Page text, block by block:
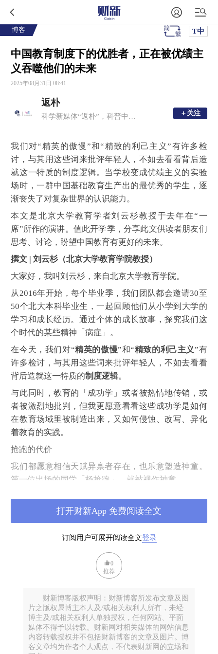
博客 T中
中国教育制度下的优胜者，正在被优绩主
义吞噬他们的未来
2025年08月31日 08:41
返朴
科学新媒体“返朴”，科普中国子品牌，倡导“溯源守拙，问学求新”。 ＋关注
＋关注
我们对“精英的傲慢”和“精致的利己主义”有许多检
讨，与其用这些词来批评年轻人，不如去看看背后造
就这一特质的制度逻辑。当学校变成优绩主义的实验
场时，一群中国基础教育生产出的最优秀的学生，逐
渐丧失了对复杂世界的认识能力。
本文是北京大学教育学者刘云杉教授于去年在“一
席”所作的演讲。值此开学季，分享此文供读者朋友们
思考、讨论，盼望中国教育有更好的未来。
撰文 | 刘云杉（北京大学教育学院教授）
大家好，我叫刘云杉，来自北京大学教育学院。
从2016年开始，每个毕业季，我们团队都会邀请30至
50个北大本科毕业生，一起回顾他们从小学到大学的
学习和成长经历。通过个体的成长故事，探究我们这
个时代的某些精神「病症」。
在今天，我们对“精英的傲慢”和“精致的利己主义”有
许多检讨，与其用这些词来批评年轻人，不如去看看
背后造就这一特质的制度逻辑。
与此同时，教育的「成功学」或者被热情地传销，或
者被激烈地批判，但我更愿意看看这些成功学是如何
在教育场域里被制造出来，又如何侵蚀、改写、异化
着教育的实践。
抢跑的代价
我们都愿意相信天赋异禀者存在，也乐意塑造神童。
第一位出场的同学「杨抢跑」，就被视作神童。
教会她怎么查字典。三岁半的时候，她学会了10以内
的加减法，误打误撞做对了奥数题。小学前她就可以
轻松地读报纸，读没有插图的《格林童话》，背乘法
小学二年级开始系统学奥数，三年级学习初中英语，
五年级学习初中数学，六年级学习初二的物理。小升
初的暑假背完了中考必背的古诗词。
她尝到了抢跑的甜头，因为抢跑让她能获得很强的正
反馈。在班级里，别人学新知识的时候她已经开始复
习。因为成绩好，她深得老师的信任，获得各种荣
誉，甚至有批改同学作业的特权。
订阅用户可展开阅读全文登录
打开财新App 免费阅读全文
0
推荐
财新博客版权声明：财新博客所发布文章及图
片之版权属博主本人及/或相关权利人所有，未经
博主及/或相关权利人单独授权，任何网站、平面
媒体不得予以转载。财新网对相关媒体的网站信息
内容转载授权并不包括财新博客的文章及图片。博
客文章均为作者个人观点，不代表财新网的立场和